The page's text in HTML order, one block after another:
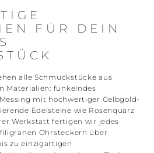
FÜR DEIN
alle Schmuckstücke aus
Materialien: funkelndes
mit hochwertiger Gelbgold-
Edelsteine wie Rosenquarz
Werkstatt fertigen wir jedes
Ohrsteckern über
zu einzigartigen